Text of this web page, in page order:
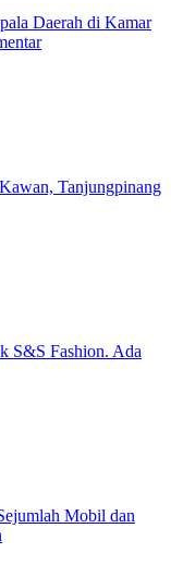
Daerah di Kamar
Tanjungpinang
S&S Fashion. Ada
Mobil dan